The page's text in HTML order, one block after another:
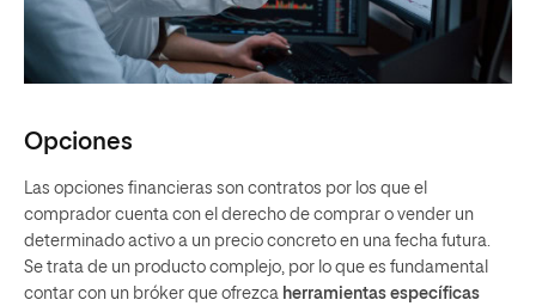
Opciones
Las opciones financieras son contratos por los que el
comprador cuenta con el derecho de comprar o vender un
determinado activo a un precio concreto en una fecha futura.
Se trata de un producto complejo, por lo que es fundamental
contar con un bróker que ofrezca herramientas específicas